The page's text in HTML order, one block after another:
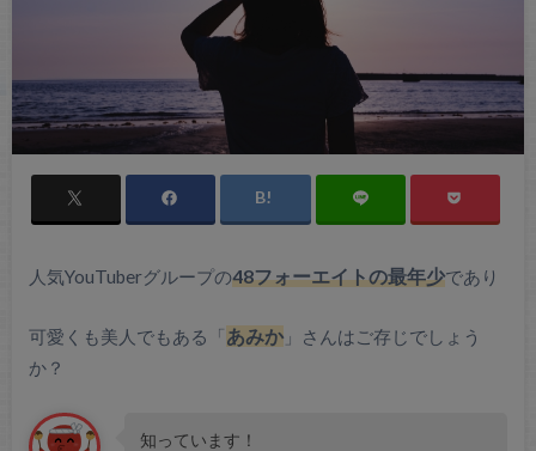
人気YouTuberグループの48フォーエイトの最年少であり
可愛くも美人でもある「あみか」さんはご存じでしょう
か？
知っています！